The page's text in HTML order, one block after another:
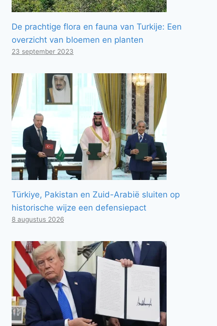
De prachtige flora en fauna van Turkije: Een
overzicht van bloemen en planten
23 september 2023
Türkiye, Pakistan en Zuid-Arabië sluiten op
historische wijze een defensiepact
8 augustus 2026